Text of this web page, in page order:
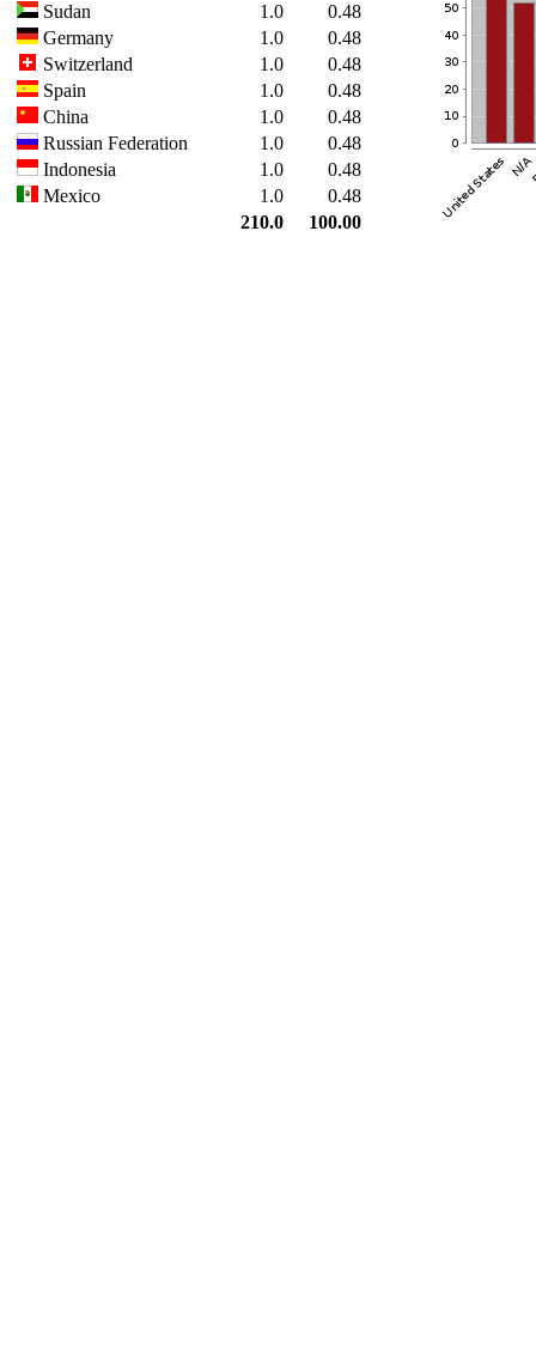
Sudan
1.0
0.48
Germany
1.0
0.48
Switzerland
1.0
0.48
Spain
1.0
0.48
China
1.0
0.48
Russian Federation
1.0
0.48
Indonesia
1.0
0.48
Mexico
1.0
0.48
210.0
100.00